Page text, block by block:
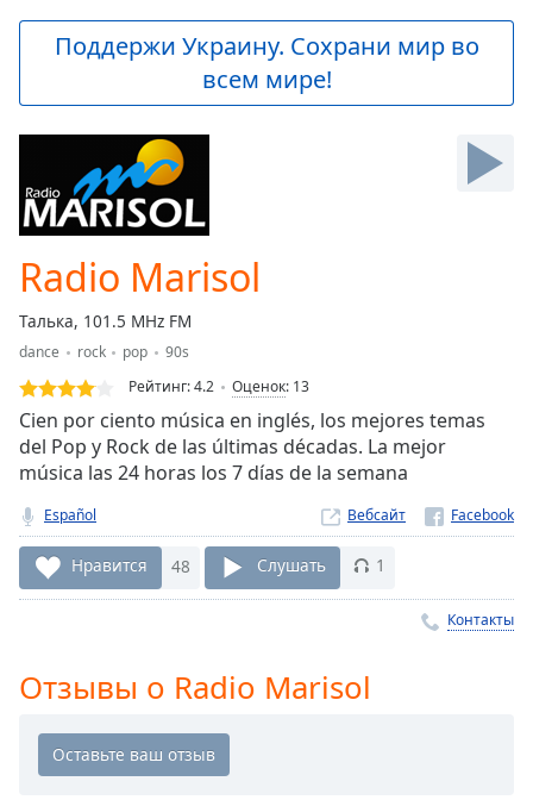
Skip
Mute
Current
Loaded:
0.00%
Stream
Type
Seek to
live,
currently
live
LIVE
Remaining
Time-
Rate
Chapters
Chapters
Поддержи Украину. Сохрани мир во
всем мире!
Radio Marisol
Талька, 101.5 MHz FM
dance rock pop
90s
Рейтинг:4.2 Оценок: 13
Cien por ciento música en inglés, los mejores temas
del Pop y Rock de las últimas décadas. La mejor
música las 24 horas los 7 días de la semana
Español Вебсайт
Нравится 48 Слушать 1
Контакты
Отзывы о Radio Marisol